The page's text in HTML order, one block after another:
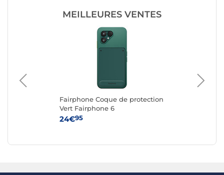
MEILLEURES VENTES
Fairphone Coque de protection
Vert Fairphone 6
24€95